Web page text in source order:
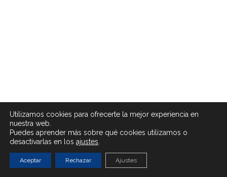
Utilizamos cookies para ofrecerte la mejor experiencia en
nuestra web.
Puedes aprender más sobre qué cookies utilizamos o
desactivarlas en los ajustes
Aceptar Rechazar Ajustes